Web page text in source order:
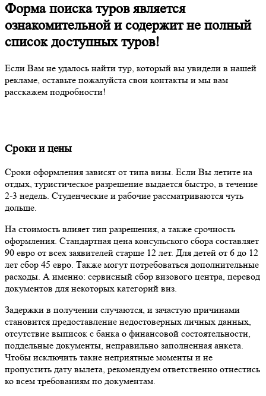
Форма поиска туров является
ознакомительной и содержит не полный
список доступных туров!
Если Вам не удалось найти тур, который вы увидели в нашей
рекламе, оставьте пожалуйста свои контакты и мы вам
расскажем подробности!
Сроки и цены
Сроки оформления зависят от типа визы. Если Вы летите на
отдых, туристическое разрешение выдается быстро, в течение
2-3 недель. Студенческие и рабочие рассматриваются чуть
дольше.
На стоимость влияет тип разрешения, а также срочность
оформления. Стандартная цена консульского сбора составляет
90 евро от всех заявителей старше 12 лет. Для детей от 6 до 12
лет сбор 45 евро. Также могут потребоваться дополнительные
расходы. А именно: сервисный сбор визового центра, перевод
документов для некоторых категорий виз.
Задержки в получении случаются, и зачастую причинами
становится предоставление недостоверных личных данных,
отсутствие выписок с банка о финансовой состоятельности,
поддельные документы, неправильно заполненная анкета.
Чтобы исключить такие неприятные моменты и не
пропустить дату вылета, рекомендуем ответственно отнестись
ко всем требованиям по документам.